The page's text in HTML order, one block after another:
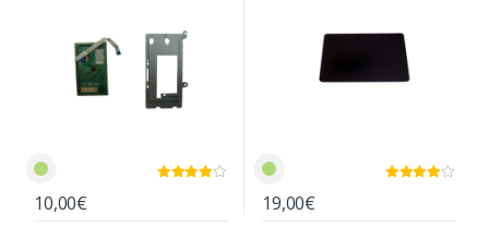
10,00€ 19,00€